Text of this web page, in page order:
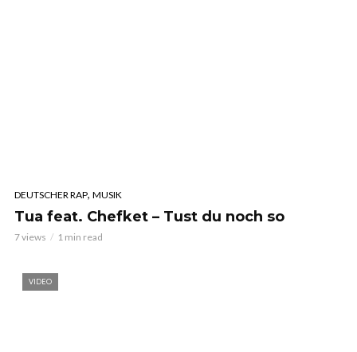
DEUTSCHER RAP, MUSIK
Tua feat. Chefket – Tust du noch so
7 views 1 min read
VIDEO